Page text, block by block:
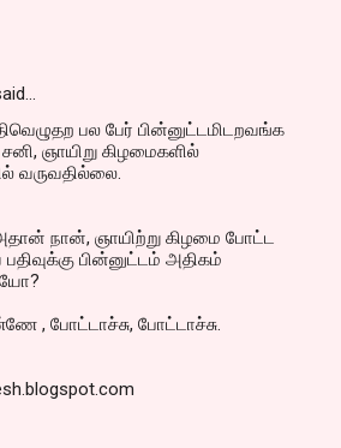
பல பேர் பின்னுட்டமிடறவங்க
ஞாயிறு கிழமைகளில்
வருவதில்லை.
நான், ஞாயிற்று கிழமை போட்ட
பதிவுக்கு பின்னுட்டம் அதிகம்
, போட்டாச்சு, போட்டாச்சு.